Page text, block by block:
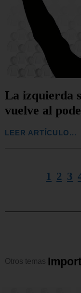
La izquierda
vuelve al
LEER ARTÍCULO...
1 2 3
Otros temas Import